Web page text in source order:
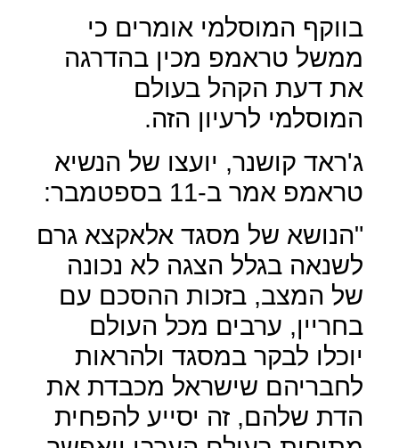
בווקף המוסלמי אומרים כי
ממשל טראמפ מכין בהדרגה
את דעת הקהל בעולם
המוסלמי לרעיון הזה.
ג'ראד קושנר, יועצו של הנשיא
טראמפ אמר ב-11 בספטמבר:
"הנושא של מסגד אלאקצא גרם
לשנאה בגלל הצגה לא נכונה
של המצב, בזכות ההסכם עם
בחריין, ערבים מכל העולם
יוכלו לבקר במסגד ולהראות
לחבריהם שישראל מכבדת את
הדת שלהם, זה יסייע להפחית